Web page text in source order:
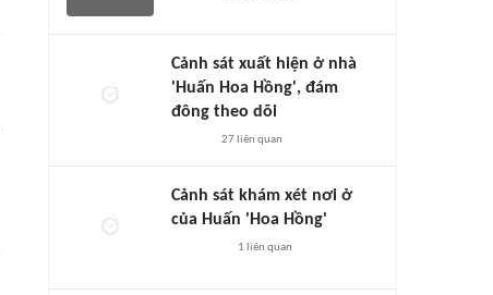
Cảnh sát xuất hiện ở nhà
'Huấn Hoa Hồng', đám
đông theo dõi
27liên quan
Cảnh sát khám xét nơi ở
của Huấn 'Hoa Hồng'
1 liên quan